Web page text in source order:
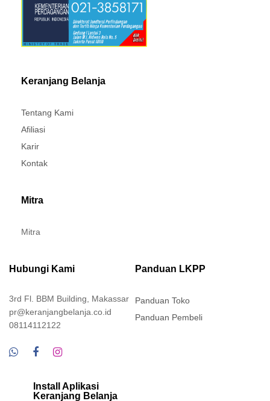
Keranjang Belanja
Tentang Kami
Afiliasi
Karir
Kontak
Mitra
Mitra
Hubungi Kami
3rd Fl. BBM Building, Makassar
pr@keranjangbelanja.co.id
08114112122
Panduan LKPP
Panduan Toko
Panduan Pembeli
Install Aplikasi
Keranjang Belanja